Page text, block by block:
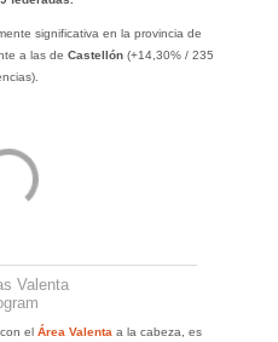
significativa en la provincia de
a las de Castellón(+14,30% / 235
Valenta
elÁrea Valenta a la cabeza, es